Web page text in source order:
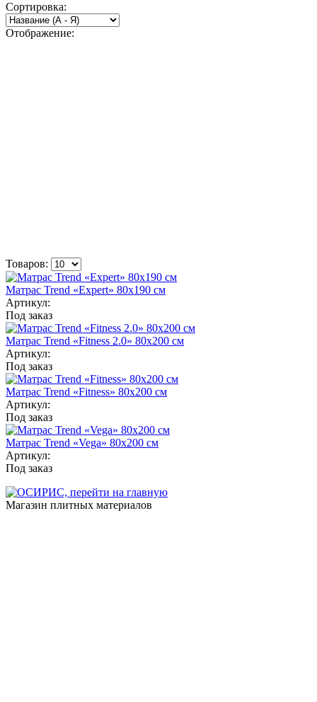
Сортировка:
Отображение:
Товаров:
Матрас Trend «Expert» 80x190 см
Артикул:
Под заказ
Матрас Trend «Fitness 2.0» 80x200 см
Артикул:
Под заказ
Матрас Trend «Fitness» 80x200 см
Артикул:
Под заказ
Матрас Trend «Vega» 80x200 см
Артикул:
Под заказ
Магазин плитных материалов